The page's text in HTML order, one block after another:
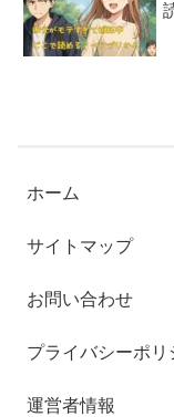
ホーム
サイトマップ
お問い合わせ
プライバシーポリ
運営者情報